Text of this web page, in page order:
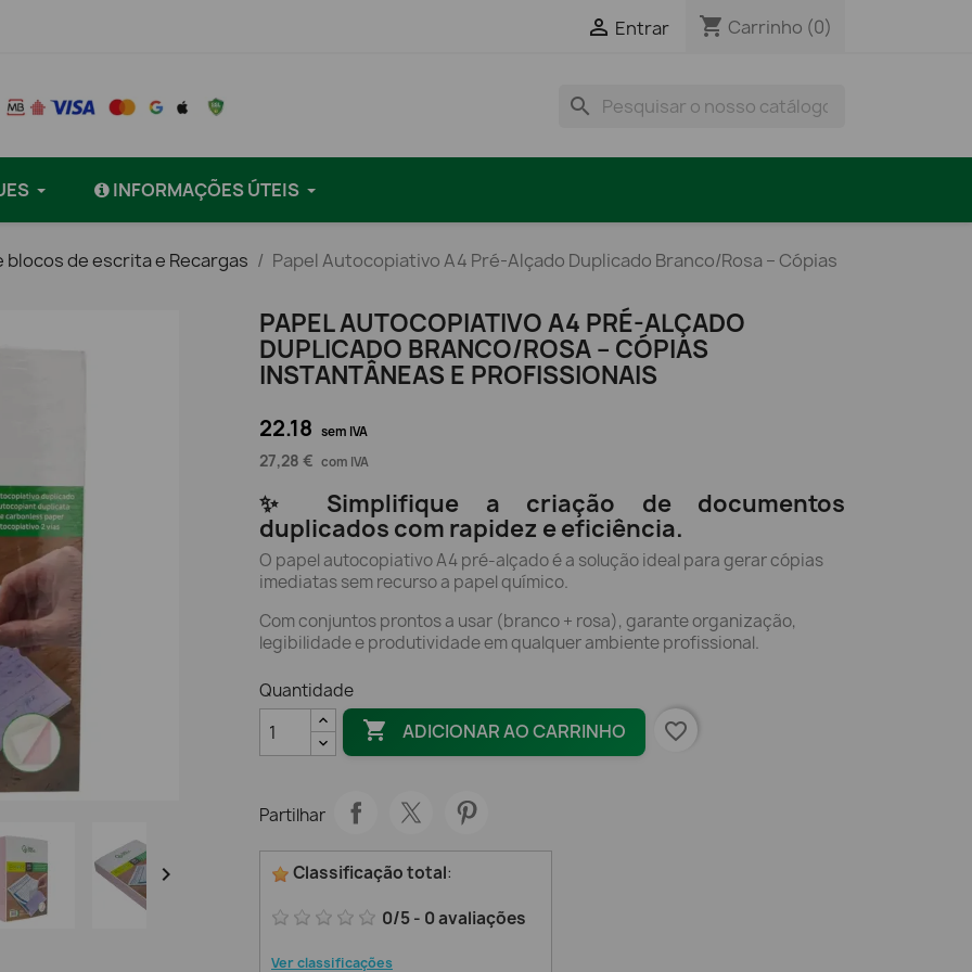
 Entrar shopping_cart Carrinho (0)
search
INFORMAÇÕES ÚTEIS
blocos de escrita e Recargas Papel Autocopiativo A4 Pré-Alçado Duplicado Branco/Rosa – Cópias

PAPEL AUTOCOPIATIVO A4 PRÉ-ALÇADO
DUPLICADO BRANCO/ROSA – CÓPIAS
INSTANTÂNEAS E PROFISSIONAIS
22.18 sem IVA
27,28 € com IVA
✨ Simplifique a criação de documentos
duplicados com rapidez e eficiência.
O papel autocopiativo A4 pré-alçado é a solução ideal para gerar cópias
imediatas sem recurso a papel químico.
Com conjuntos prontos a usar (branco + rosa), garante organização,
legibilidade e produtividade em qualquer ambiente profissional.
Quantidade
 ADICIONAR AO CARRINHO favorite_border
Partilhar
Classificação total:
0/5- 0avaliações
Ver classificações